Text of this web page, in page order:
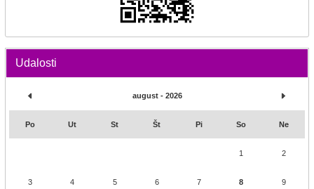
Udalosti
august - 2026
Po Ut St Št Pi So Ne
1 2
3 4 5 6 7 8 9